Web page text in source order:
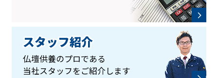
スタッフ紹介
仏壇供養のプロである
当社スタッフをご紹介します